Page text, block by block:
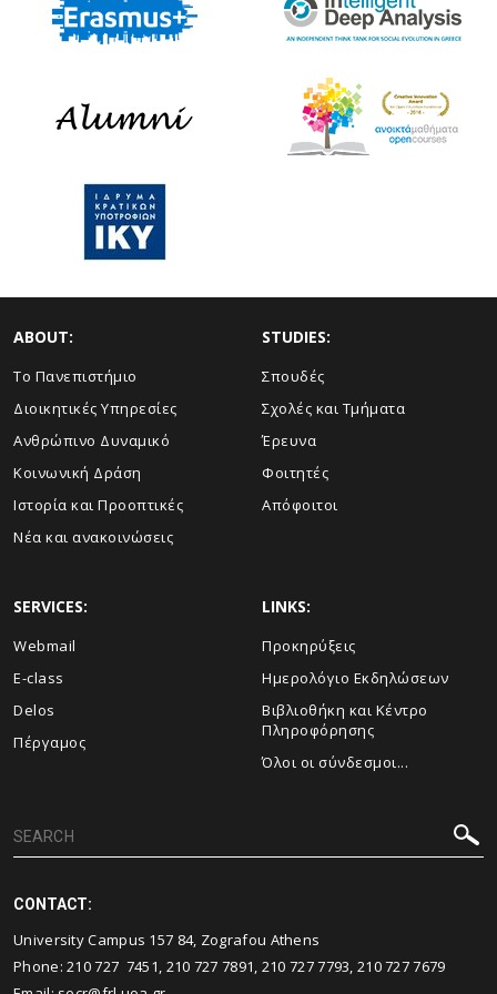
ABOUT:
Το Πανεπιστήμιο
Διοικητικές Υπηρεσίες
Ανθρώπινο Δυναμικό
Κοινωνική Δράση
Ιστορία και Προοπτικές
Νέα και ανακοινώσεις
STUDIES:
Σπουδές
Σχολές και Τμήματα
Έρευνα
Φοιτητές
Απόφοιτοι
SERVICES:
Webmail
E-class
Delos
Πέργαμος
LINKS:
Προκηρύξεις
Ημερολόγιο Εκδηλώσεων
Βιβλιοθήκη και Κέντρο
Πληροφόρησης
Όλοι οι σύνδεσμοι...
CONTACT:
University Campus 157 84, Zografou Athens
Phone: 210 727 7451, 210 727 7891, 210 727 7793, 210 727 7679